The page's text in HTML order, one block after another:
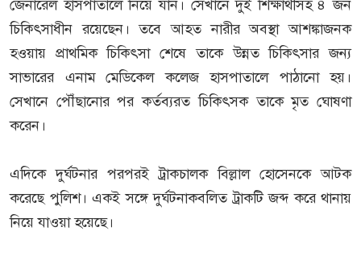
জেনারেল হাসপাতালে নিয়ে যান। সেখানে দুই শিক্ষার্থীসহ ৪ জন
চিকিৎসাধীন রয়েছেন। তবে আহত নারীর অবস্থা আশঙ্কাজনক
হওয়ায় প্রাথমিক চিকিৎসা শেষে তাকে উন্নত চিকিৎসার জন্য
সাভারের এনাম মেডিকেল কলেজ হাসপাতালে পাঠানো হয়।
সেখানে পৌঁছানোর পর কর্তব্যরত চিকিৎসক তাকে মৃত ঘোষণা
করেন।
এদিকে দুর্ঘটনার পরপরই ট্রাকচালক বিল্লাল হোসেনকে আটক
করেছে পুলিশ। একই সঙ্গে দুর্ঘটনাকবলিত ট্রাকটি জব্দ করে থানায়
নিয়ে যাওয়া হয়েছে।